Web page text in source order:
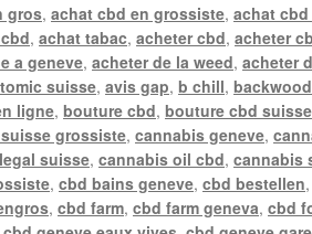
gros,achat cbd en grossiste,achat
,achat tabac,acheter cbd,acheter
a geneve,acheter de la weed,acheter
suisse,avis gap,b chill,
ligne,bouture cbd,bouture cbd suisse
grossiste,cannabis geneve,
suisse,cannabis oil cbd,cannabis
,cbd bains geneve,cbd bestellen
,cbd farm,cbd farm geneva,cbd